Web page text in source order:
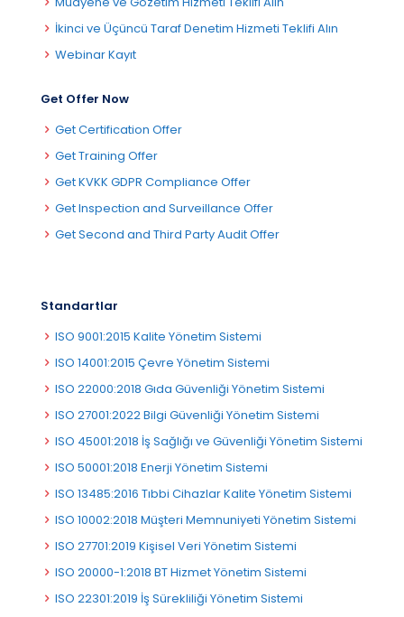
İkinci ve Üçüncü Taraf Denetim Hizmeti Teklifi Alın
Webinar Kayıt
Get Offer Now
Get Certification Offer
Get Training Offer
Get KVKK GDPR Compliance Offer
Get Inspection and Surveillance Offer
Get Second and Third Party Audit Offer
Standartlar
ISO 9001:2015 Kalite Yönetim Sistemi
ISO 14001:2015 Çevre Yönetim Sistemi
ISO 22000:2018 Gıda Güvenliği Yönetim Sistemi
ISO 27001:2022 Bilgi Güvenliği Yönetim Sistemi
ISO 45001:2018 İş Sağlığı ve Güvenliği Yönetim Sistemi
ISO 50001:2018 Enerji Yönetim Sistemi
ISO 13485:2016 Tıbbi Cihazlar Kalite Yönetim Sistemi
ISO 10002:2018 Müşteri Memnuniyeti Yönetim Sistemi
ISO 27701:2019 Kişisel Veri Yönetim Sistemi
ISO 20000-1:2018 BT Hizmet Yönetim Sistemi
ISO 22301:2019 İş Sürekliliği Yönetim Sistemi